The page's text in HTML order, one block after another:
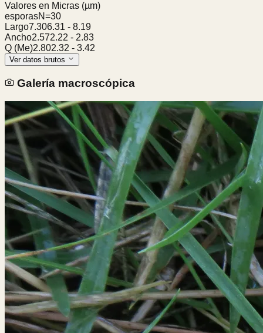
Valores en Micras (µm)
esporasN=30
Largo7.306.31 - 8.19
Ancho2.572.22 - 2.83
Q (Me)2.802.32 - 3.42
Ver datos brutos
Galería macroscópica